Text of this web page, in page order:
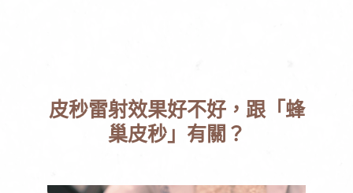
皮秒雷射效果好不好，跟「蜂
巢皮秒」有關？